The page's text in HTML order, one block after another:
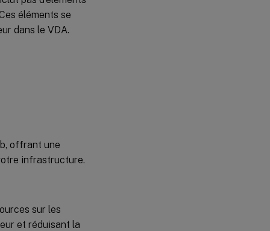
éléments se
dans le VDA.
offrant une
infrastructure.
sur les
et réduisant la